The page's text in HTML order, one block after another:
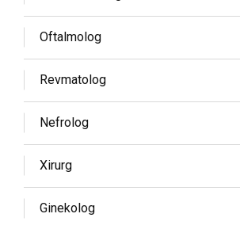
Oftalmolog
Revmatolog
Nefrolog
Xirurg
Ginekolog